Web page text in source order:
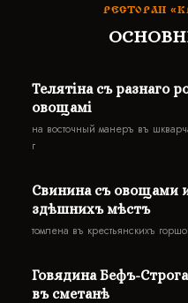
РЕСТОРАН
Телятiна съ разнаго
овощамi
на восточный манеръ въ
г
Свинина съ овощами
здѣшнихъ мѣстъ
томлена въ крестьянскихъ
Говядина Бефъ-
въ сметанѣ